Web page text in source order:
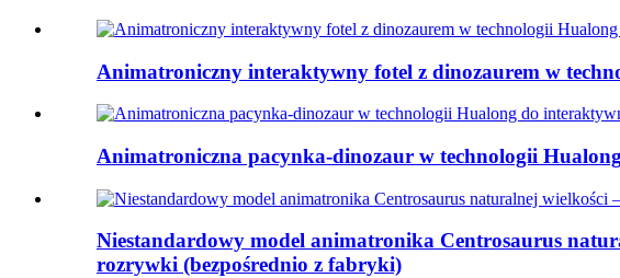
Animatroniczny interaktywny fotel z dinozaurem w
Animatroniczna pacynka-dinozaur w technologii
Niestandardowy model animatronika Centrosaurus
rozrywki (bezpośrednio z fabryki)